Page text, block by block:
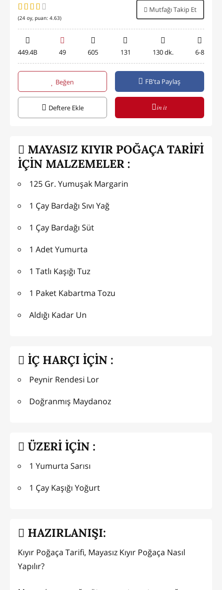
(24 oy, puan: 4.63)
Mutfağı Takip Et
449.4B 49 605 131 130 dk. 6-8
Beğen FB'ta Paylaş
Deftere Ekle in it
MAYASIZ KIYIR POĞAÇA TARİFİ
İÇİN MALZEMELER :
125 Gr. Yumuşak Margarin
1 Çay Bardağı Sıvı Yağ
1 Çay Bardağı Süt
1 Adet Yumurta
1 Tatlı Kaşığı Tuz
1 Paket Kabartma Tozu
Aldığı Kadar Un
İÇ HARÇI İÇİN :
Peynir Rendesi Lor
Doğranmış Maydanoz
ÜZERİ İÇİN :
1 Yumurta Sarısı
1 Çay Kaşığı Yoğurt
HAZIRLANIŞI:
Kıyır Poğaça Tarifi, Mayasız Kıyır Poğaça Nasıl
Yapılır?